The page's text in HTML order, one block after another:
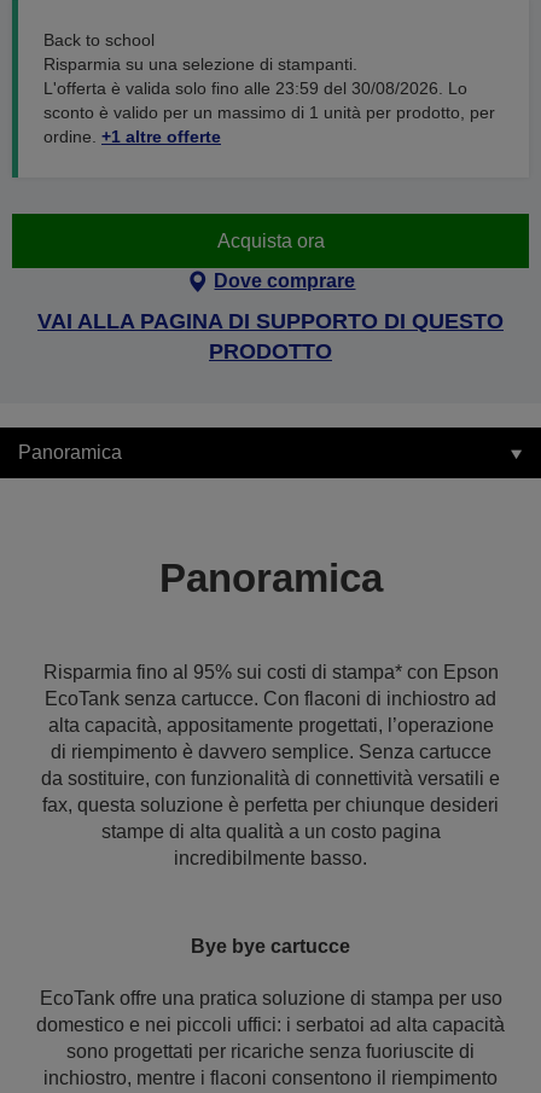
Back to school
Risparmia su una selezione di stampanti.
L'offerta è valida solo fino alle 23:59 del 30/08/2026. Lo
sconto è valido per un massimo di 1 unità per prodotto, per
ordine. +1 altre offerte
Acquista ora
Dove comprare
VAI ALLA PAGINA DI SUPPORTO DI QUESTO
PRODOTTO
Panoramica
Panoramica
Risparmia fino al 95% sui costi di stampa* con Epson
EcoTank senza cartucce. Con flaconi di inchiostro ad
alta capacità, appositamente progettati, l’operazione
di riempimento è davvero semplice. Senza cartucce
da sostituire, con funzionalità di connettività versatili e
fax, questa soluzione è perfetta per chiunque desideri
stampe di alta qualità a un costo pagina
incredibilmente basso.
Bye bye cartucce
EcoTank offre una pratica soluzione di stampa per uso
domestico e nei piccoli uffici: i serbatoi ad alta capacità
sono progettati per ricariche senza fuoriuscite di
inchiostro, mentre i flaconi consentono il riempimento